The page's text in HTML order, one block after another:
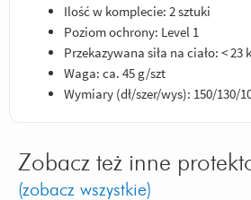
Ilość w komplecie: 2 sztuki
Poziom ochrony: Level 1
Przekazywana siła na ciało: < 23
Waga: ca. 45 g/szt
Wymiary (dł/szer/wys): 150/130/
Zobacz też inne
(zobacz wszystkie)